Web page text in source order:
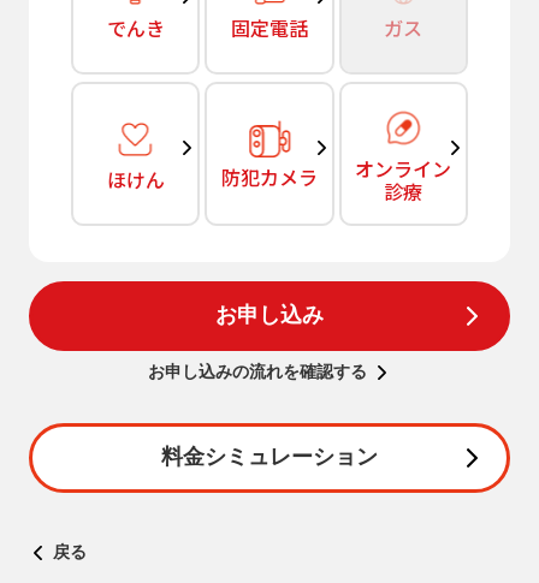
でんき 固定電話 ガス
ほけん 防犯カメラ オンライン
診療
お申し込み
お申し込みの流れを確認する
料金シミュレーション
戻る